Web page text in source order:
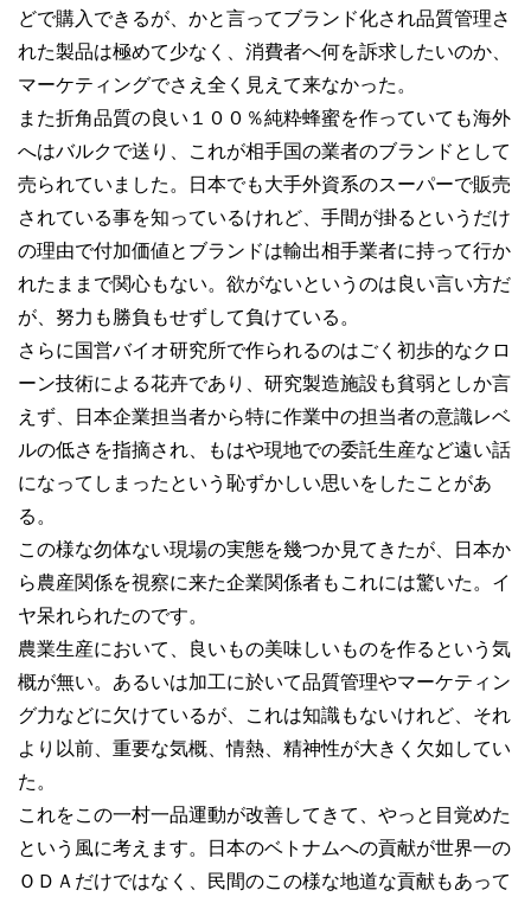
どで購入できるが、かと言ってブランド化され品質管理さ
れた製品は極めて少なく、消費者へ何を訴求したいのか、
マーケティングでさえ全く見えて来なかった。
また折角品質の良い１００％純粋蜂蜜を作っていても海外
へはバルクで送り、これが相手国の業者のブランドとして
売られていました。日本でも大手外資系のスーパーで販売
されている事を知っているけれど、手間が掛るというだけ
の理由で付加価値とブランドは輸出相手業者に持って行か
れたままで関心もない。欲がないというのは良い言い方だ
が、努力も勝負もせずして負けている。
さらに国営バイオ研究所で作られるのはごく初歩的なクロ
ーン技術による花卉であり、研究製造施設も貧弱としか言
えず、日本企業担当者から特に作業中の担当者の意識レベ
ルの低さを指摘され、もはや現地での委託生産など遠い話
になってしまったという恥ずかしい思いをしたことがあ
る。
この様な勿体ない現場の実態を幾つか見てきたが、日本か
ら農産関係を視察に来た企業関係者もこれには驚いた。イ
ヤ呆れられたのです。
農業生産において、良いもの美味しいものを作るという気
概が無い。あるいは加工に於いて品質管理やマーケティン
グ力などに欠けているが、これは知識もないけれど、それ
より以前、重要な気概、情熱、精神性が大きく欠如してい
た。
これをこの一村一品運動が改善してきて、やっと目覚めた
という風に考えます。日本のベトナムへの貢献が世界一の
ＯＤＡだけではなく、民間のこの様な地道な貢献もあって